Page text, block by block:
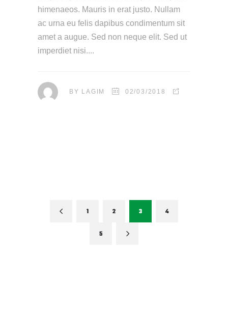
himenaeos. Mauris in erat justo. Nullam
ac urna eu felis dapibus condimentum sit
amet a augue. Sed non neque elit. Sed ut
imperdiet nisi.
BY LAGIM 02/03/2018
1 2 3 4
5